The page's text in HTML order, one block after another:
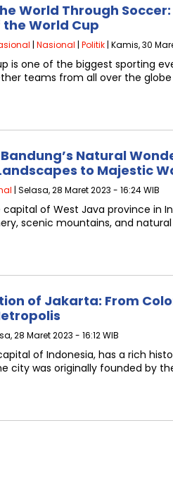
World Through
World Cup
| Nasional | Politik | Kamis, 30
is one of the biggest sporting
teams from all over the
Natural
to Majestic
| Selasa, 28 Maret 2023 - 16:24 WIB
capital of West Java province in
scenic mountains, and
of Jakarta: From
28 Maret 2023 - 16:12 WIB
of Indonesia, has a rich
city was originally founded by